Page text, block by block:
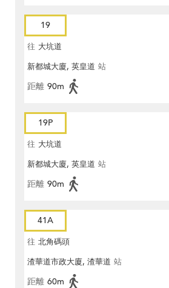
19
往 大坑道
新都城大廈, 英皇道 站
距離 90m
19P
往 大坑道
新都城大廈, 英皇道 站
距離 90m
41A
往 北角碼頭
渣華道市政大廈, 渣華道 站
距離 60m